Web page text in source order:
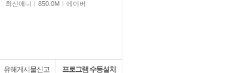
최신애니ㅣ850.0Mㅣ에이버
유해게시물신고 프로그램 수동설치